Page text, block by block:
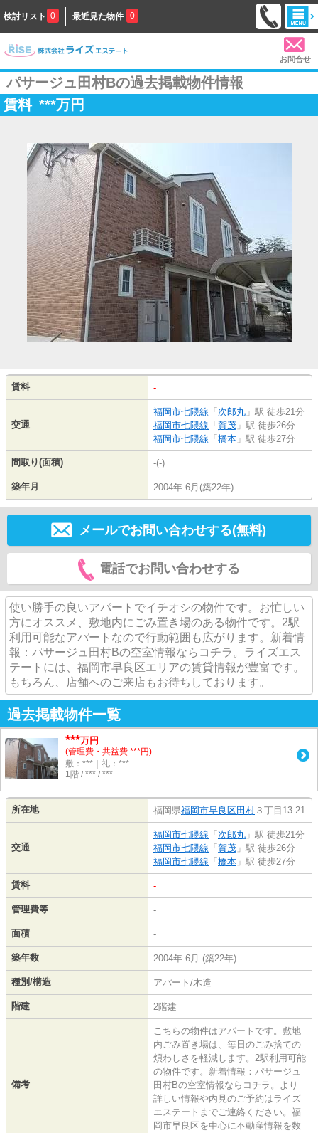
検討リスト 0 最近見た物件 0
お問合せ
パサージュ田村Bの過去掲載物件情報
賃料 ***万円
賃料 -
交通
福岡市七隈線 「 次郎丸 」駅 徒歩21分
福岡市七隈線 「 賀茂 」駅 徒歩26分
福岡市七隈線 「 橋本 」駅 徒歩27分
間取り(面積) -(-)
築年月 2004年 6月(築22年)
メールでお問い合わせする(無料)
電話でお問い合わせする
使い勝手の良いアパートでイチオシの物件です。お忙しい
方にオススメ、敷地内にごみ置き場のある物件です。2駅
利用可能なアパートなので行動範囲も広がります。新着情
報：パサージュ田村Bの空室情報ならコチラ。ライズエス
テートには、福岡市早良区エリアの賃貸情報が豊富です。
もちろん、店舗へのご来店もお待ちしております。
過去掲載物件一覧
***万円
(管理費・共益費 ***円)
敷：***｜礼：***
1階 / *** / ***
所在地 福岡県福岡市早良区田村 ３丁目13-21
交通
福岡市七隈線 「 次郎丸 」駅 徒歩21分
福岡市七隈線 「 賀茂 」駅 徒歩26分
福岡市七隈線 「 橋本 」駅 徒歩27分
賃料 -
管理費等 -
面積 -
築年数 2004年 6月 (築22年)
種別/構造 アパート/木造
階建 2階建
備考
こちらの物件はアパートです。敷地
内ごみ置き場は、毎日のごみ捨ての
煩わしさを軽減します。2駅利用可能
の物件です。新着情報：パサージュ
田村Bの空室情報ならコチラ。より
詳しい情報や内見のご予約はライズ
エステートまでご連絡ください。福
岡市早良区を中心に不動産情報を数